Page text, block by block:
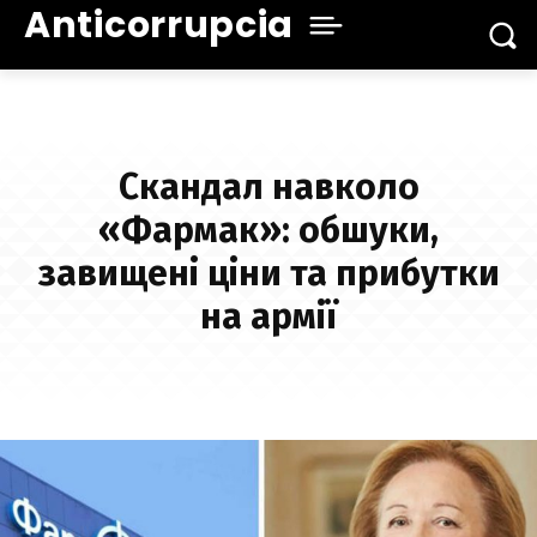
Anticorrupcia
Скандал навколо
«Фармак»: обшуки,
завищені ціни та прибутки
на армії